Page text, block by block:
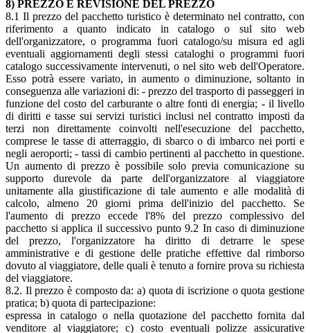
8) PREZZO E REVISIONE DEL PREZZO
8.1 Il prezzo del pacchetto turistico è determinato nel contratto, con
riferimento a quanto indicato in catalogo o sul sito web
dell'organizzatore, o programma fuori catalogo/su misura ed agli
eventuali aggiornamenti degli stessi cataloghi o programmi fuori
catalogo successivamente intervenuti, o nel sito web dell'Operatore.
Esso potrà essere variato, in aumento o diminuzione, soltanto in
conseguenza alle variazioni di: - prezzo del trasporto di passeggeri in
funzione del costo del carburante o altre fonti di energia; - il livello
di diritti e tasse sui servizi turistici inclusi nel contratto imposti da
terzi non direttamente coinvolti nell'esecuzione del pacchetto,
comprese le tasse di atterraggio, di sbarco o di imbarco nei porti e
negli aeroporti; - tassi di cambio pertinenti al pacchetto in questione.
Un aumento di prezzo è possibile solo previa comunicazione su
supporto durevole da parte dell'organizzatore al viaggiatore
unitamente alla giustificazione di tale aumento e alle modalità di
calcolo, almeno 20 giorni prima dell'inizio del pacchetto. Se
l'aumento di prezzo eccede l'8% del prezzo complessivo del
pacchetto si applica il successivo punto 9.2 In caso di diminuzione
del prezzo, l'organizzatore ha diritto di detrarre le spese
amministrative e di gestione delle pratiche effettive dal rimborso
dovuto al viaggiatore, delle quali è tenuto a fornire prova su richiesta
del viaggiatore.
8.2. Il prezzo è composto da: a) quota di iscrizione o quota gestione
pratica; b) quota di partecipazione:
espressa in catalogo o nella quotazione del pacchetto fornita dal
venditore al viaggiatore; c) costo eventuali polizze assicurative